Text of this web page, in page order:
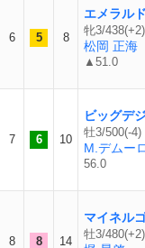
6 5 8
エメラル
牝3/438(+2)
松岡 正海
▲51.0
7 6 10
ビッグデ
牡3/500(-4)
M.デムー
56.0
8 8 14
マイネル
牡3/480(+2)